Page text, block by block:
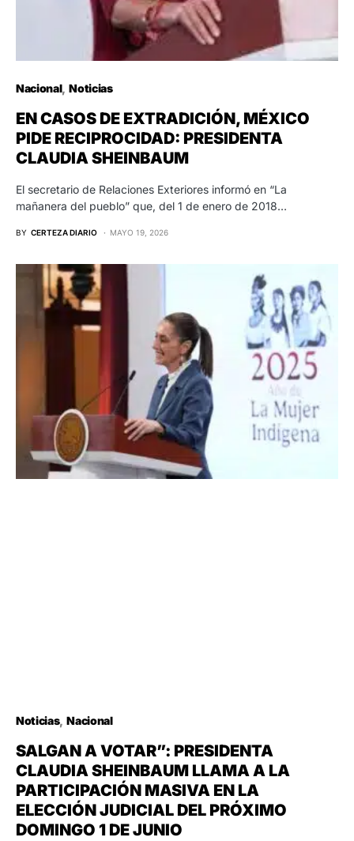
Nacional Noticias
EN CASOS DE EXTRADICIÓN, MÉXICO
PIDE RECIPROCIDAD: PRESIDENTA
CLAUDIA SHEINBAUM
El secretario de Relaciones Exteriores informó en “La
mañanera del pueblo” que, del 1 de enero de 2018…
BY CERTEZA DIARIO MAYO 19, 2026
Noticias Nacional
SALGAN A VOTAR”: PRESIDENTA
CLAUDIA SHEINBAUM LLAMA A LA
PARTICIPACIÓN MASIVA EN LA
ELECCIÓN JUDICIAL DEL PRÓXIMO
DOMINGO 1 DE JUNIO